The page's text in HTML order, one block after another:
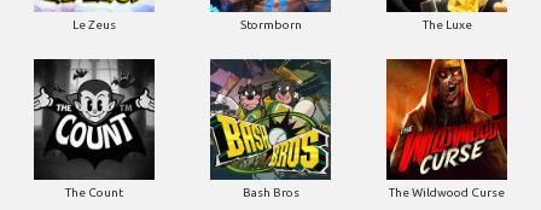
Le Zeus Stormborn The Luxe
The Count Bash Bros The Wildwood Curse